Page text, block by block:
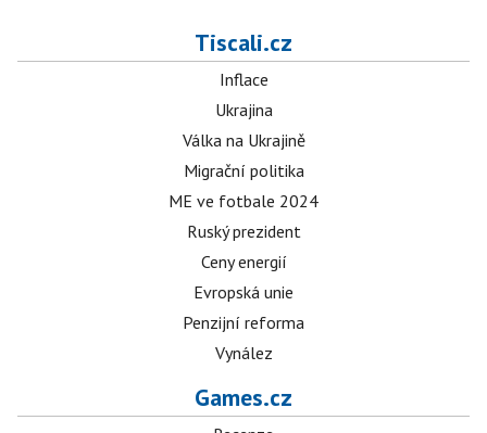
Tiscali.cz
Inflace
Ukrajina
Válka na Ukrajině
Migrační politika
ME ve fotbale 2024
Ruský prezident
Ceny energií
Evropská unie
Penzijní reforma
Vynález
Games.cz